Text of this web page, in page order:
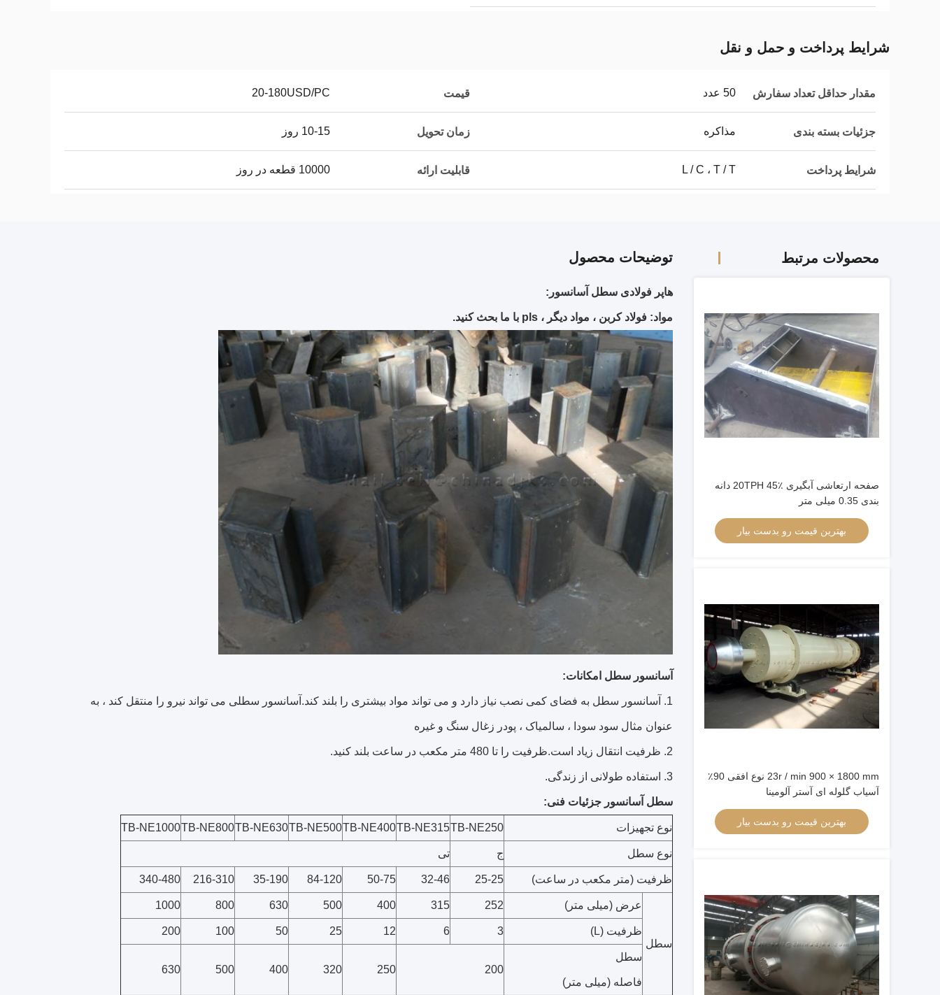
شرایط پرداخت و حمل و نقل
مقدار حداقل تعداد سفارش 50 عدد قیمت 20-180USD/PC
جزئیات بسته بندی مذاکره زمان تحویل 10-15 روز
شرایط پرداخت L / C ، T / T قابلیت ارائه 10000 قطعه در روز
محصولات مرتبط
صفحه ارتعاشی آبگیری 20TPH 45٪ دانه
بندی 0.35 میلی متر
بهترین قیمت رو بدست بیار
23r / min 900 × 1800 mm نوع افقی 90٪
آسیاب گلوله ای آستر آلومینا
بهترین قیمت رو بدست بیار
توضیحات محصول
هاپر فولادی سطل آسانسور:
مواد: فولاد کربن ، مواد دیگر ، pls با ما بحث کنید.
آسانسور سطل امکانات:
1. آسانسور سطل به فضای کمی نصب نیاز دارد و می تواند مواد بیشتری را بلند کند.آسانسور سطلی می تواند نیرو را منتقل کند ، به
عنوان مثال سود سودا ، سالمیاک ، پودر زغال سنگ و غیره
2. ظرفیت انتقال زیاد است.ظرفیت را تا 480 متر مکعب در ساعت بلند کنید.
3. استفاده طولانی از زندگی.
سطل آسانسور جزئیات فنی:
نوع تجهیزات TB-NE250
TB-NE315
TB-NE400
TB-NE500
TB-NE630
TB-NE800
TB-NE1000
نوع سطل ج تی
ظرفیت (متر مکعب در ساعت) 25-25
32-46
50-75
84-120
35-190
216-310
340-480
سطل
عرض (میلی متر) 252
315
400
500
630
800
1000
ظرفیت (L) 3
6
12
25
50
100
200
سطل
فاصله (میلی متر)
200
250
320
400
500
630